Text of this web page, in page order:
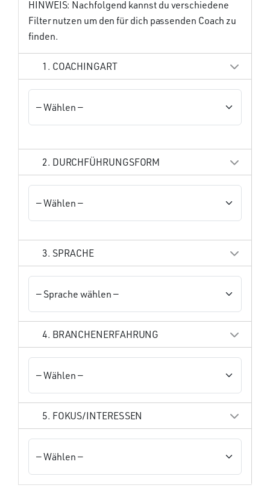
HINWEIS: Nachfolgend kannst du verschiedene
Filter nutzen um den für dich passenden Coach zu
finden.
1. COACHINGART
2. DURCHFÜHRUNGSFORM
3. SPRACHE
4. BRANCHENERFAHRUNG
5. FOKUS/INTERESSEN